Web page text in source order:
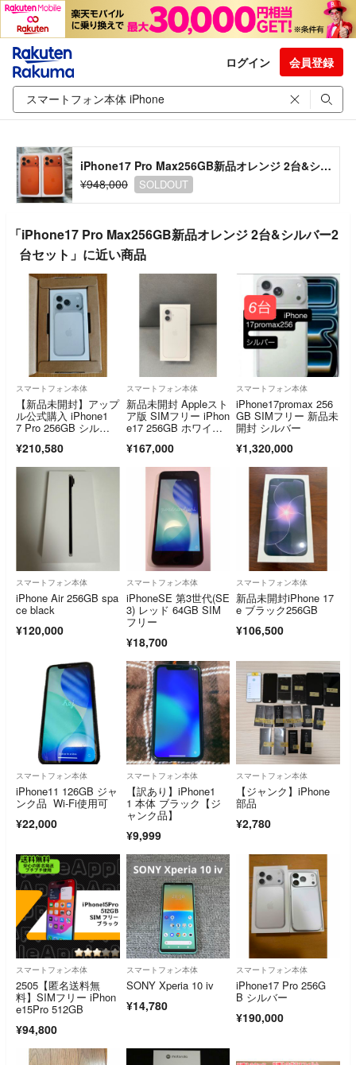
ログイン 会員登録
iPhone17 Pro Max256GB新品オレンジ 2台&シルバー2台セット
¥948,000
SOLDOUT
「iPhone17 Pro Max256GB新品オレンジ 2台&シルバー2
台セット」に近い商品
スマートフォン本体
【新品未開封】アップ
ル公式購入 iPhone1
7 Pro 256GB シルバ
¥210,580
スマートフォン本体
新品未開封 Appleスト
ア版 SIMフリー iPhon
e17 256GB ホワイト
¥167,000
スマートフォン本体
iPhone17promax 256
GB SIMフリー 新品未
開封 シルバー
¥1,320,000
スマートフォン本体
iPhone Air 256GB spa
ce black
¥120,000
スマートフォン本体
iPhoneSE 第3世代(SE
3) レッド 64GB SIM
フリー
¥18,700
スマートフォン本体
新品未開封iPhone 17
e ブラック256GB
¥106,500
スマートフォン本体
iPhone11 126GB ジャ
ンク品 Wi-Fi使用可
¥22,000
スマートフォン本体
【訳あり】iPhone1
1 本体 ブラック【ジ
ャンク品】
¥9,999
スマートフォン本体
【ジャンク】iPhone
部品
¥2,780
スマートフォン本体
2505【匿名送料無
料】SIMフリー iPhon
e15Pro 512GB
¥94,800
スマートフォン本体
SONY Xperia 10 iv
¥14,780
スマートフォン本体
iPhone17 Pro 256G
B シルバー
¥190,000